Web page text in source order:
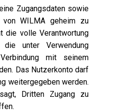
Zugangsdaten sowie
WILMA geheim zu
die volle Verantwortung
die unter Verwendung
mit seinem
Das Nutzerkonto darf
weitergegeben werden.
Dritten Zugang zu